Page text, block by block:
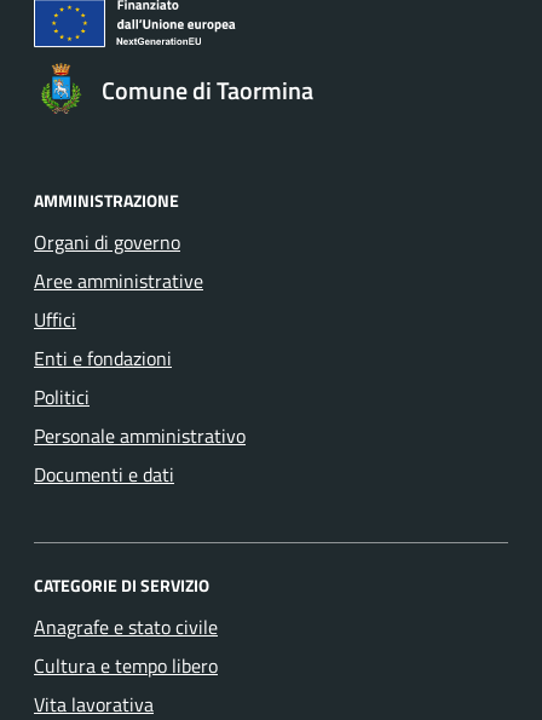
Comune di Taormina
AMMINISTRAZIONE
Organi di governo
Aree amministrative
Uffici
Enti e fondazioni
Politici
Personale amministrativo
Documenti e dati
CATEGORIE DI SERVIZIO
Anagrafe e stato civile
Cultura e tempo libero
Vita lavorativa